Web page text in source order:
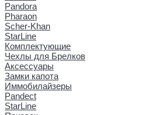
Pandora
Pharaon
Scher-Khan
StarLine
Комплектующие
Чехлы для Брелков
Аксессуары
Замки капота
Иммобилайзеры
Pandect
StarLine